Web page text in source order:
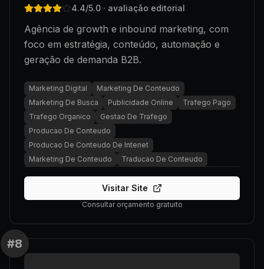
4.4/5.0 · avaliação editorial
Agência de growth e inbound marketing, com
foco em estratégia, conteúdo, automação e
geração de demanda B2B.
Marketing Digital
Marketing De Conteudo
Marketing De Busca
Publicidade Online
Trafego Pago
Trafego Organico
Gestao De Trafego
Producao De Conteudo
Producao De Conteudo De Intenet
Marketing De Conteudo
Traducao De Conteudo
Visitar Site
Consultar orçamento gratuito
#8